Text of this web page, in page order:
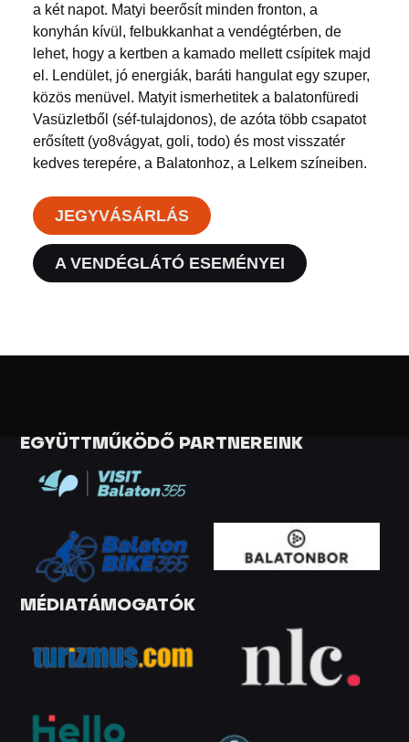
a két napot. Matyi beerősít minden fronton, a
konyhán kívül, felbukkanhat a vendégtérben, de
lehet, hogy a kertben a kamado mellett csípitek majd
el. Lendület, jó energiák, baráti hangulat egy szuper,
közös menüvel. Matyit ismerhetitek a balatonfüredi
Vasüzletből (séf-tulajdonos), de azóta több csapatot
erősített (yo8vágyat, goli, todo) és most visszatér
kedves terepére, a Balatonhoz, a Lelkem színeiben.
JEGYVÁSÁRLÁS
A VENDÉGLÁTÓ ESEMÉNYEI
EGYÜTTMŰKÖDŐ PARTNEREINK
MÉDIATÁMOGATÓK